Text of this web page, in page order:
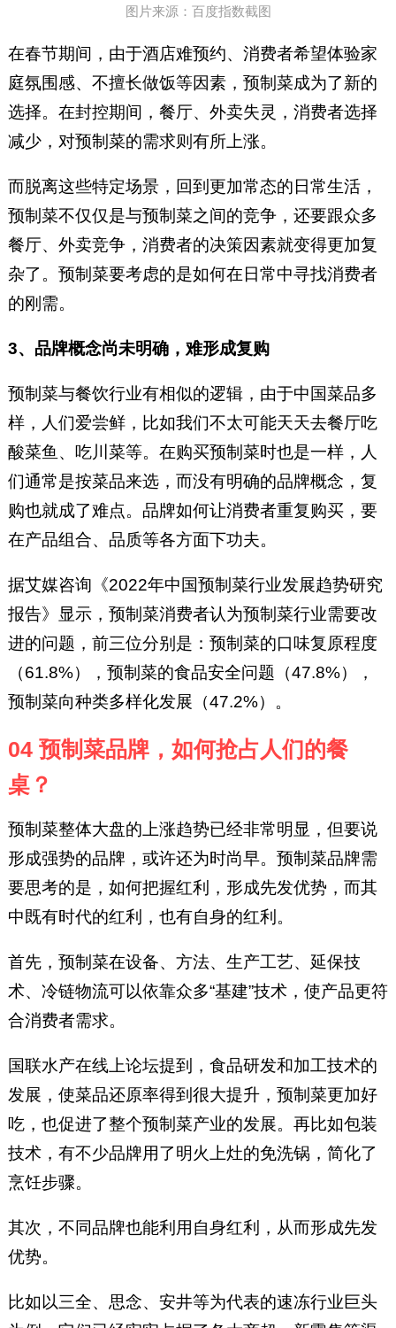
图片来源：百度指数截图
在春节期间，由于酒店难预约、消费者希望体验家
庭氛围感、不擅长做饭等因素，预制菜成为了新的
选择。在封控期间，餐厅、外卖失灵，消费者选择
减少，对预制菜的需求则有所上涨。
而脱离这些特定场景，回到更加常态的日常生活，
预制菜不仅仅是与预制菜之间的竞争，还要跟众多
餐厅、外卖竞争，消费者的决策因素就变得更加复
杂了。预制菜要考虑的是如何在日常中寻找消费者
的刚需。
3、品牌概念尚未明确，难形成复购
预制菜与餐饮行业有相似的逻辑，由于中国菜品多
样，人们爱尝鲜，比如我们不太可能天天去餐厅吃
酸菜鱼、吃川菜等。在购买预制菜时也是一样，人
们通常是按菜品来选，而没有明确的品牌概念，复
购也就成了难点。品牌如何让消费者重复购买，要
在产品组合、品质等各方面下功夫。
据艾媒咨询《2022年中国预制菜行业发展趋势研究
报告》显示，预制菜消费者认为预制菜行业需要改
进的问题，前三位分别是：预制菜的口味复原程度
（61.8%），预制菜的食品安全问题（47.8%），
预制菜向种类多样化发展（47.2%）。
04 预制菜品牌，如何抢占人们的餐
桌？
预制菜整体大盘的上涨趋势已经非常明显，但要说
形成强势的品牌，或许还为时尚早。预制菜品牌需
要思考的是，如何把握红利，形成先发优势，而其
中既有时代的红利，也有自身的红利。
首先，预制菜在设备、方法、生产工艺、延保技
术、冷链物流可以依靠众多“基建”技术，使产品更符
合消费者需求。
国联水产在线上论坛提到，食品研发和加工技术的
发展，使菜品还原率得到很大提升，预制菜更加好
吃，也促进了整个预制菜产业的发展。再比如包装
技术，有不少品牌用了明火上灶的免洗锅，简化了
烹饪步骤。
其次，不同品牌也能利用自身红利，从而形成先发
优势。
比如以三全、思念、安井等为代表的速冻行业巨头